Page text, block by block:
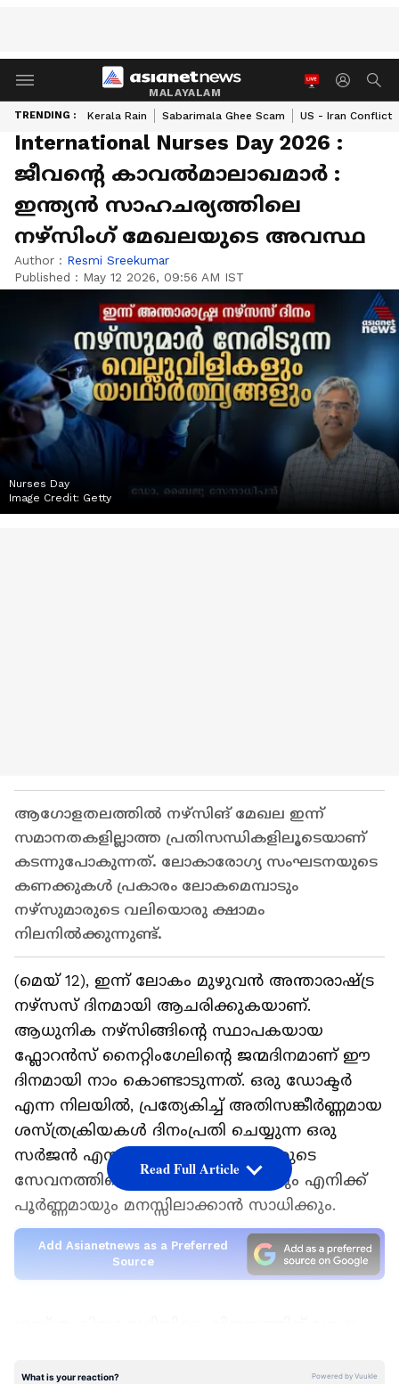
MALAYALAM
TRENDING : Kerala Rain Sabarimala Ghee Scam US - Iran Conflict
International Nurses Day 2026 :
ജീവന്റെ കാവൽമാലാഖമാർ :
ഇന്ത്യൻ സാഹചര്യത്തിലെ
നഴ്സിം​ഗ് മേഖലയുടെ അവസ്ഥ
Author : Resmi Sreekumar
Published : May 12 2026, 09:56 AM IST
Nurses Day
Image Credit: Getty
ആഗോളതലത്തിൽ നഴ്സിങ് മേഖല ഇന്ന്
സമാനതകളില്ലാത്ത പ്രതിസന്ധികളിലൂടെയാണ്
കടന്നുപോകുന്നത്. ലോകാരോഗ്യ സംഘടനയുടെ
കണക്കുകൾ പ്രകാരം ലോകമെമ്പാടും
നഴ്സുമാരുടെ വലിയൊരു ക്ഷാമം
നിലനിൽക്കുന്നുണ്ട്.
(മെയ് 12), ഇന്ന് ലോകം മുഴുവൻ അന്താരാഷ്ട്ര
നഴ്സസ് ദിനമായി ആചരിക്കുകയാണ്.
ആധുനിക നഴ്സിങ്ങിന്റെ സ്ഥാപകയായ
ഫ്ലോറൻസ് നൈറ്റിംഗേലിന്റെ ജന്മദിനമാണ് ഈ
ദിനമായി നാം കൊണ്ടാടുന്നത്. ഒരു ഡോക്ടർ
എന്ന നിലയിൽ, പ്രത്യേകിച്ച് അതിസങ്കീർണ്ണമായ
ശസ്ത്രക്രിയകൾ ദിനംപ്രതി ചെയ്യുന്ന ഒരു
സർജൻ എന്ന നിലയിൽ, നഴ്സുമാരുടെ
സേവനത്തിന്റെ വിലയും വ്യാപ്തിയും എനിക്ക്
പൂർണ്ണമായും മനസ്സിലാക്കാൻ സാധിക്കും.
Add Asianetnews as a Preferred
Source
തിരികെ വരുന്നത് നഴ്സുമാർ നൽകുന്ന
Read Full Article